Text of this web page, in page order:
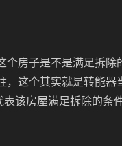
房子是不是满足拆除
这个其实就是转能器
该房屋满足拆除的条件